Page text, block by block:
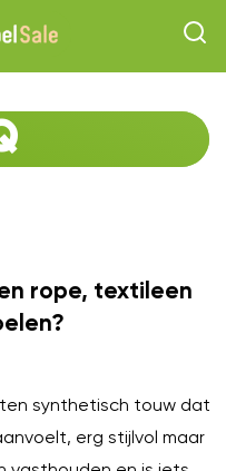
rope, textileen
synthetisch touw dat
erg stijlvol maar